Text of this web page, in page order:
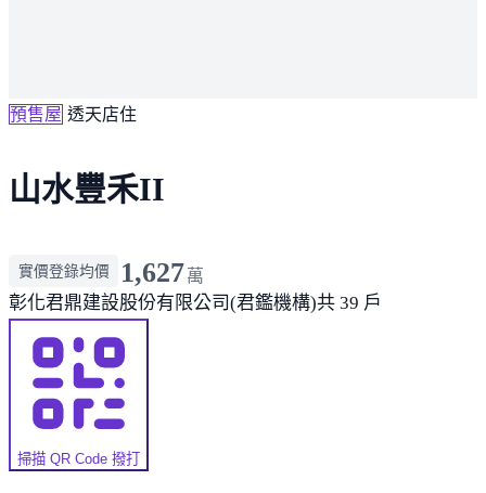
預售屋 透天店住
山水豐禾II
實價登錄均價 1,627萬
彰化君鼎建設股份有限公司(君鑑機構)共 39 戶
掃描 QR Code 撥打